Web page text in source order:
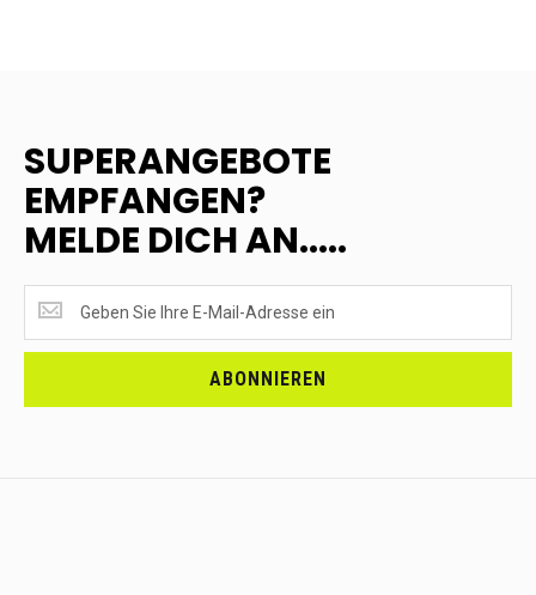
SUPERANGEBOTE
EMPFANGEN?
MELDE DICH AN.....
EMPFANGEN?
<br>MELDE
ABONNIEREN